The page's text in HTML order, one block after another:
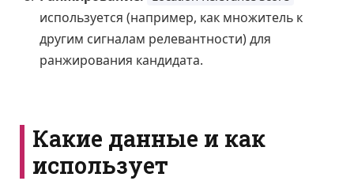
используется (например, как множитель к
другим сигналам релевантности) для
ранжирования кандидата.
Какие данные и как
использует